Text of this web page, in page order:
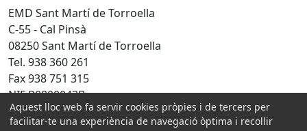
EMD Sant Martí de Torroella
C-55 - Cal Pinsà
08250 Sant Martí de Torroella
Tel. 938 360 261
Fax 938 751 315
NIF P0800043B
Amb la col·laboració de:
Aquest lloc web fa servir cookies pròpies i de tercers per
facilitar-te una experiència de navegació òptima i recollir